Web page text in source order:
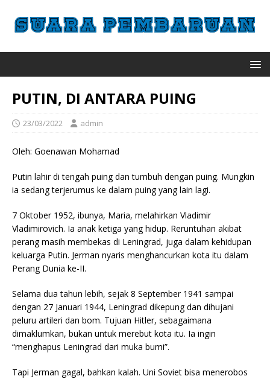
PUTIN, DI ANTARA PUING
23/03/2022 admin
Oleh: Goenawan Mohamad
Putin lahir di tengah puing dan tumbuh dengan puing. Mungkin
ia sedang terjerumus ke dalam puing yang lain lagi.
7 Oktober 1952, ibunya, Maria, melahirkan Vladimir
Vladimirovich. Ia anak ketiga yang hidup. Reruntuhan akibat
perang masih membekas di Leningrad, juga dalam kehidupan
keluarga Putin. Jerman nyaris menghancurkan kota itu dalam
Perang Dunia ke-II.
Selama dua tahun lebih, sejak 8 September 1941 sampai
dengan 27 Januari 1944, Leningrad dikepung dan dihujani
peluru artileri dan bom. Tujuan Hitler, sebagaimana
dimaklumkan, bukan untuk merebut kota itu. Ia ingin
“menghapus Leningrad dari muka bumi”.
Tapi Jerman gagal, bahkan kalah. Uni Soviet bisa menerobos